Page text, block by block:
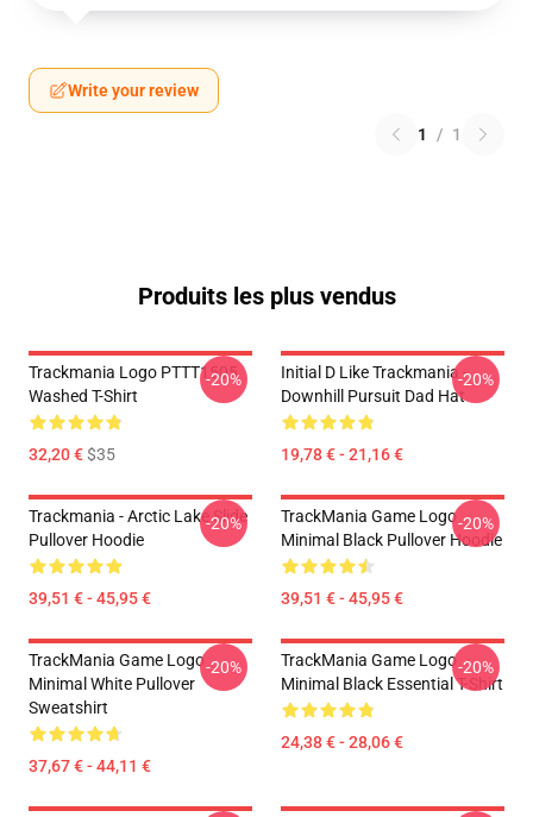
Write your review
1 / 1
Produits les plus vendus
Trackmania Logo PTTT1505
Washed T-Shirt
32,20 €$35
-20%
Initial D Like Trackmania -
Downhill Pursuit Dad Hat
19,78 € - 21,16 €
-20%
Trackmania - Arctic Lake Slide
Pullover Hoodie
39,51 € - 45,95 €
-20%
TrackMania Game Logo
Minimal Black Pullover Hoodie
39,51 € - 45,95 €
-20%
TrackMania Game Logo
Minimal White Pullover
Sweatshirt
37,67 € - 44,11 €
-20%
TrackMania Game Logo
Minimal Black Essential T-Shirt
24,38 € - 28,06 €
-20%